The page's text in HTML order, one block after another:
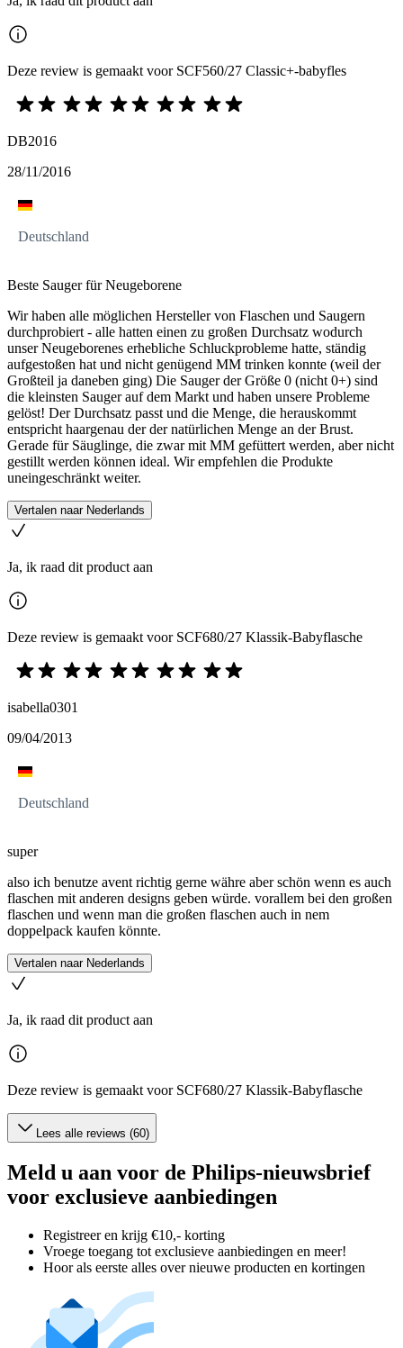
Deze review is gemaakt voor SCF560/27 Classic+-babyfles
DB2016
28/11/2016
Deutschland
Beste Sauger für Neugeborene
Wir haben alle möglichen Hersteller von Flaschen und Saugern
durchprobiert - alle hatten einen zu großen Durchsatz wodurch
unser Neugeborenes erhebliche Schluckprobleme hatte, ständig
aufgestoßen hat und nicht genügend MM trinken konnte (weil der
Großteil ja daneben ging) Die Sauger der Größe 0 (nicht 0+) sind
die kleinsten Sauger auf dem Markt und haben unsere Probleme
gelöst! Der Durchsatz passt und die Menge, die herauskommt
entspricht haargenau der der natürlichen Menge an der Brust.
Gerade für Säuglinge, die zwar mit MM gefüttert werden, aber nicht
gestillt werden können ideal. Wir empfehlen die Produkte
uneingeschränkt weiter.
Vertalen naar Nederlands
Ja, ik raad dit product aan
Deze review is gemaakt voor SCF680/27 Klassik-Babyflasche
isabella0301
09/04/2013
Deutschland
super
also ich benutze avent richtig gerne währe aber schön wenn es auch
flaschen mit anderen designs geben würde. vorallem bei den großen
flaschen und wenn man die großen flaschen auch in nem
doppelpack kaufen könnte.
Vertalen naar Nederlands
Ja, ik raad dit product aan
Deze review is gemaakt voor SCF680/27 Klassik-Babyflasche
Lees alle reviews (60)
Meld u aan voor de Philips-nieuwsbrief
voor exclusieve aanbiedingen
Registreer en krijg €10,- korting
Vroege toegang tot exclusieve aanbiedingen en meer!
Hoor als eerste alles over nieuwe producten en kortingen